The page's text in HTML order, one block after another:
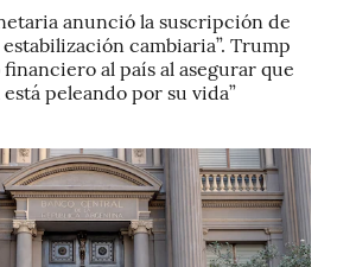
anunció la suscripción de
cambiaria”. Trump
al país al asegurar que
peleando por su vida”